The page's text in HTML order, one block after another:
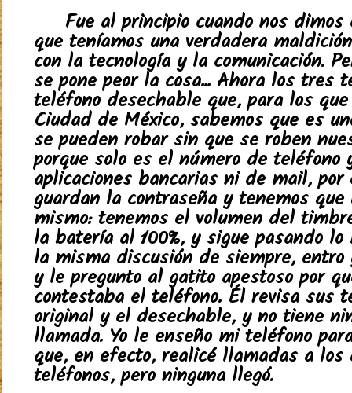
Fue al principio cuando nos dimos
que teníamos una verdadera
con la tecnología y la comunicación.
se pone peor la cosa... Ahora los tres
teléfono desechable que, para los
Ciudad de México, sabemos que es
se pueden robar sin que se roben
porque solo es el número de teléfono
aplicaciones bancarias ni de mail, por
guardan la contraseña y tenemos que
mismo: tenemos el volumen del
la batería al 100%, y sigue pasando lo
la misma discusión de siempre, entro
y le pregunto al gatito apestoso por
contestaba el teléfono. Él revisa sus
original y el desechable, y no tiene
llamada. Yo le enseño mi teléfono
que, en efecto, realicé llamadas a los
teléfonos, pero ninguna llegó.